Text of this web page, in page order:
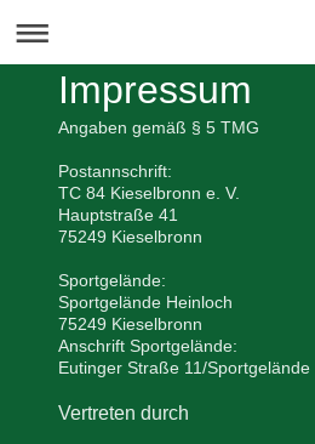
Impressum
Angaben gemäß § 5 TMG
Postannschrift:
TC 84 Kieselbronn e. V.
Hauptstraße 41
75249 Kieselbronn
Sportgelände:
Sportgelände Heinloch
75249 Kieselbronn
Anschrift Sportgelände:
Eutinger Straße 11/Sportgelände
Vertreten durch